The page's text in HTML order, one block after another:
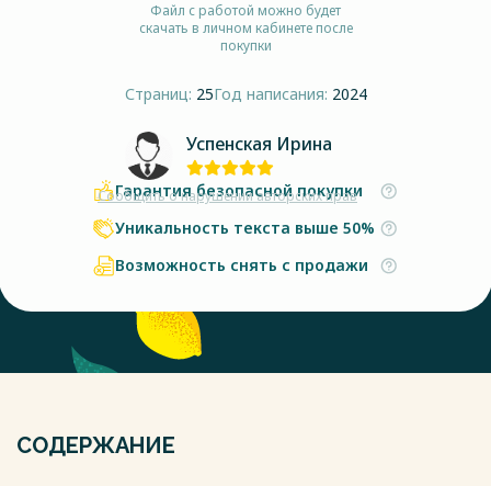
Файл с работой можно будет
скачать в личном кабинете после
покупки
Страниц: 25Год написания: 2024
Успенская Ирина
Сообщить о нарушении авторских прав
Гарантия безопасной покупки
Уникальность текста выше 50%
Возможность снять с продажи
СОДЕРЖАНИЕ